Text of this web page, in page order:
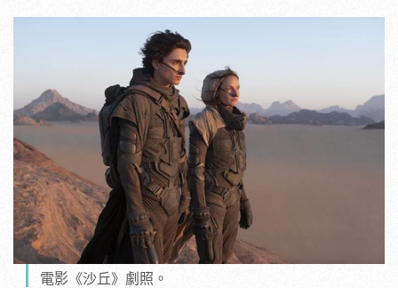
電影《沙丘》劇照。